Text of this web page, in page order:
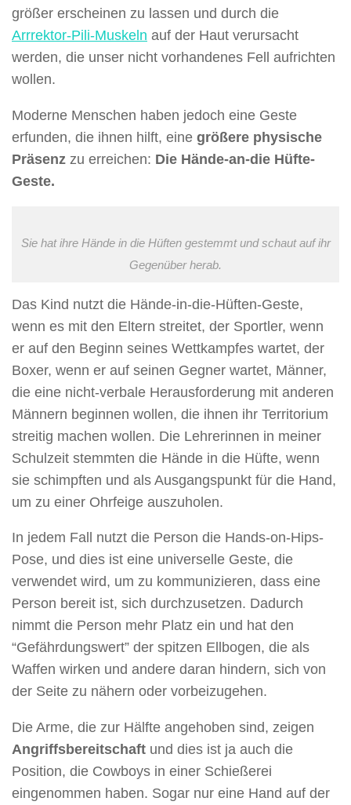
größer erscheinen zu lassen und durch die
Arrrektor-Pili-Muskeln auf der Haut verursacht
werden, die unser nicht vorhandenes Fell aufrichten
wollen.
Moderne Menschen haben jedoch eine Geste
erfunden, die ihnen hilft, eine größere physische
Präsenz zu erreichen: Die Hände-an-die Hüfte-
Geste.
Sie hat ihre Hände in die Hüften gestemmt und schaut auf ihr
Gegenüber herab.
Das Kind nutzt die Hände-in-die-Hüften-Geste,
wenn es mit den Eltern streitet, der Sportler, wenn
er auf den Beginn seines Wettkampfes wartet, der
Boxer, wenn er auf seinen Gegner wartet, Männer,
die eine nicht-verbale Herausforderung mit anderen
Männern beginnen wollen, die ihnen ihr Territorium
streitig machen wollen. Die Lehrerinnen in meiner
Schulzeit stemmten die Hände in die Hüfte, wenn
sie schimpften und als Ausgangspunkt für die Hand,
um zu einer Ohrfeige auszuholen.
In jedem Fall nutzt die Person die Hands-on-Hips-
Pose, und dies ist eine universelle Geste, die
verwendet wird, um zu kommunizieren, dass eine
Person bereit ist, sich durchzusetzen. Dadurch
nimmt die Person mehr Platz ein und hat den
“Gefährdungswert” der spitzen Ellbogen, die als
Waffen wirken und andere daran hindern, sich von
der Seite zu nähern oder vorbeizugehen.
Die Arme, die zur Hälfte angehoben sind, zeigen
Angriffsbereitschaft und dies ist ja auch die
Position, die Cowboys in einer Schießerei
eingenommen haben. Sogar nur eine Hand auf der